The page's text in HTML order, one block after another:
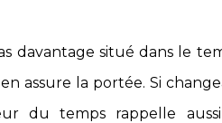
davantage situé dans le
assure la portée. Si
du temps rappelle